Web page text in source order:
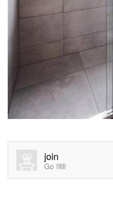
join
Go !lllll